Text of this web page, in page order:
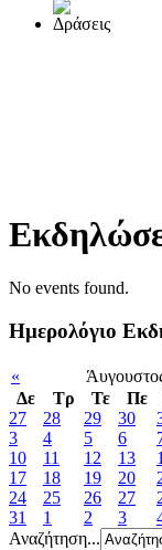
No events found.
Ημερολόγιο
«
Δε
Tρ Τε Πε
27
28 29 30
3
4 5 6
10
11 12 13
17
18 19 20
24
25 26 27
31
1 2 3
Αναζήτηση...